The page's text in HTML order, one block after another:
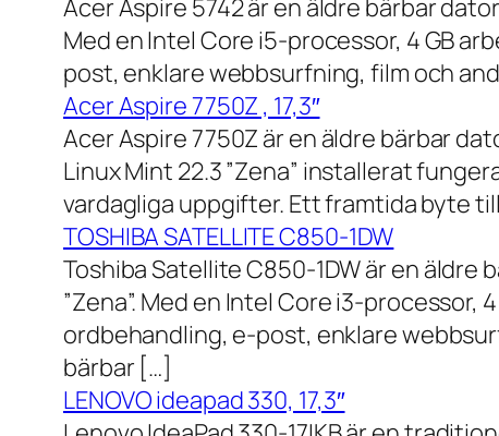
Acer Aspire 5742 är en äldre bärbar
Med en Intel Core i5-processor, 4 GB
post, enklare webbsurfning, film och
Acer Aspire 7750Z , 17,3″
Acer Aspire 7750Z är en äldre bärbar
Linux Mint 22.3 ”Zena” installerat
vardagliga uppgifter. Ett framtida byte
TOSHIBA SATELLITE C850-1DW
Toshiba Satellite C850-1DW är en äldre
”Zena”. Med en Intel Core i3-
ordbehandling, e-post, enklare
bärbar […]
LENOVO ideapad 330, 17,3″